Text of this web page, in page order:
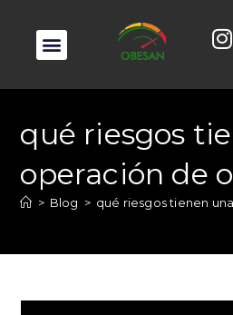
qué riesgos
operación de
> Blog > qué riesgos tienen